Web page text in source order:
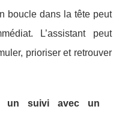
boucle dans la tête peut
L’assistant peut
prioriser et retrouver
un suivi avec un